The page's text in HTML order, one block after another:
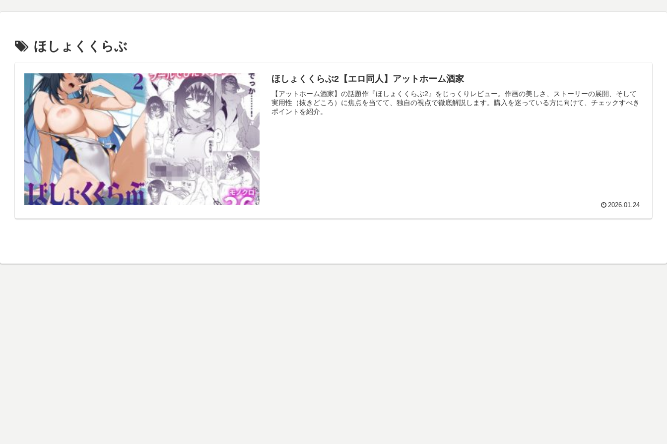
ほしょくくらぶ
ほしょくくらぶ2【エロ同人】アットホーム酒家
【アットホーム酒家】の話題作『ほしょくくらぶ2』をじっくりレビュー。作画の美しさ、ストーリーの展開、そして
実用性（抜きどころ）に焦点を当てて、独自の視点で徹底解説します。購入を迷っている方に向けて、チェックすべき
ポイントを紹介。
2026.01.24